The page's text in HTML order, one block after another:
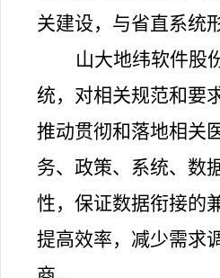
关建设，与省直系统
山大地纬软件股
统，对相关规范和要
推动贯彻和落地相关
务、政策、系统、数
性，保证数据衔接的
提高效率，减少需求